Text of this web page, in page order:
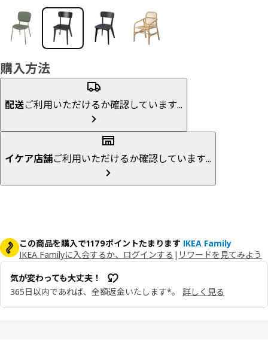
購入方法
配送ご利用いただけるか確認しています...
イケア店舗ご利用いただけるか確認しています...
この商品を購入で1179ポイントたまります IKEA Family
IKEA Familyに入会するか、ログインする | リワードを見てみよう
気が変わっても大丈夫！
365日以内であれば、全額返金いたします*。
詳しく見る